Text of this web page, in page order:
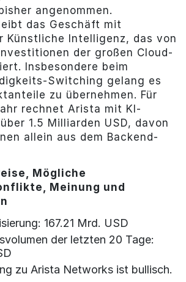
angenommen.
das Geschäft mit
Künstliche Intelligenz, das von
der großen Cloud-
Insbesondere beim
Switching gelang es
zu übernehmen. Für
rechnet Arista mit KI-
1.5 Milliarden USD, davon
allein aus dem Backend-
Mögliche
Meinung und
167.21 Mrd. USD
der letzten 20 Tage:
zu Arista Networks ist bullisch.